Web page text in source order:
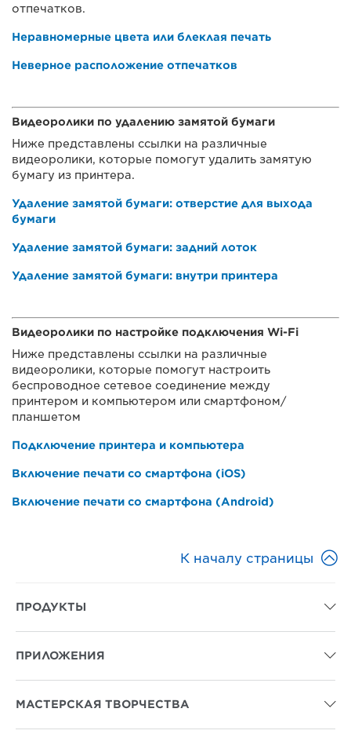
отпечатков.
Неравномерные цвета или блеклая печать
Неверное расположение отпечатков
Видеоролики по удалению замятой бумаги
Ниже представлены ссылки на различные
видеоролики, которые помогут удалить замятую
бумагу из принтера.
Удаление замятой бумаги: отверстие для выхода
бумаги
Удаление замятой бумаги: задний лоток
Удаление замятой бумаги: внутри принтера
Видеоролики по настройке подключения Wi-Fi
Ниже представлены ссылки на различные
видеоролики, которые помогут настроить
беспроводное сетевое соединение между
принтером и компьютером или смартфоном/
планшетом
Подключение принтера и компьютера
Включение печати со смартфона (iOS)
Включение печати со смартфона (Android)
К началу страницы 
ПРОДУКТЫ 
ПРИЛОЖЕНИЯ 
МАСТЕРСКАЯ ТВОРЧЕСТВА 